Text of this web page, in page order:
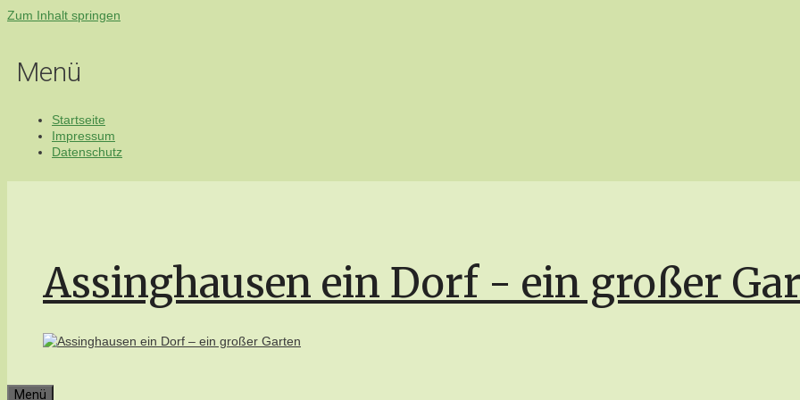
Zum Inhalt springen
Menü
Startseite
Impressum
Datenschutz
Assinghausen ein Dorf - ein großer
Menü